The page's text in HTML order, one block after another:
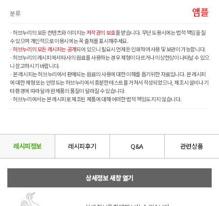
분류 앰플
· 허브누리의 모든 컨텐츠와 이미지는저작권의 보호를 받습니다. 무단 도용시에는 법적 책임을 질
수 있으며 개인적으로 이용시에는 꼭 출처를 표시해주세요.
·허브누리의 모든 레시피는 공개되어 있으니 필요시 언제든 인쇄하여 사용 및 보관이 가능합니다.
· 허브누리의 레시피에서 타사의 원료를 사용하는 경우 제형이 다르거나 이상현상이 나타날 수 있으
니 참고하시기 바랍니다.
· 본 레시피는 허브누리에서 판매되는 원료의 사용에 대한 이해를 돕기위한 자료입니다. 본 레시피
에 대한 제형 또는 안정도는 허브누리에서 충분한 테스트를 거쳐서 작성되었으나, 제조시 설비나 기
타 환경에 따라 달라 완제품의 품질이 달라질 수 있습니다.
· 허브누리에서는 본 레시피로 제조된 제품에 대해 어떠한 법적 책임도 지지 않습니다.
레시피정보 레시피후기 Q&A 관련상품
상세정보 새창 열기